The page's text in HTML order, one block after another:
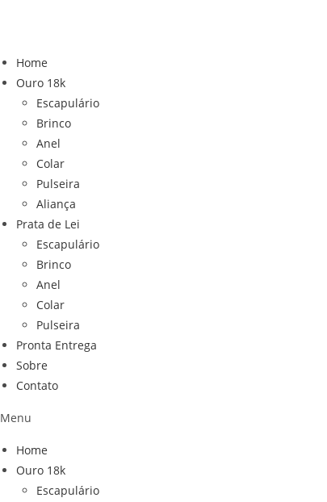
conteúdo
Home
Ouro 18k
Escapulário
Brinco
Anel
Colar
Pulseira
Aliança
Prata de Lei
Escapulário
Brinco
Anel
Colar
Pulseira
Pronta Entrega
Sobre
Contato
Menu
Home
Ouro 18k
Escapulário